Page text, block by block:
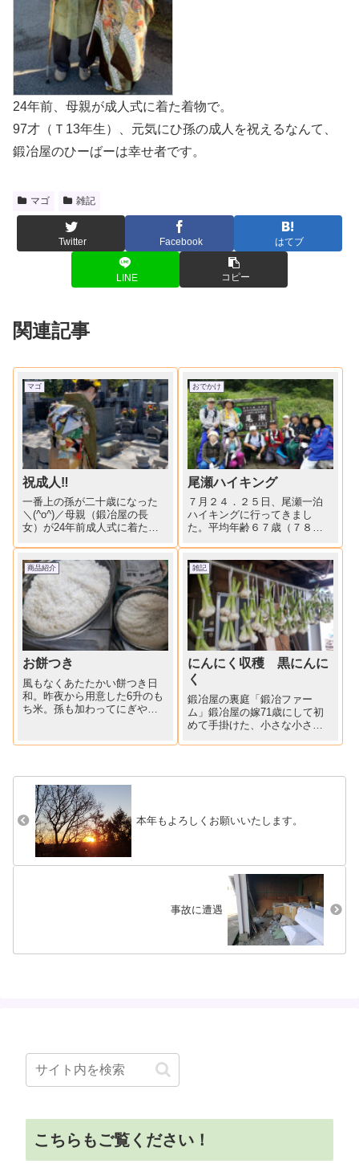
24年前、母親が成人式に着た着物で。
97才（Ｔ13年生）、元気にひ孫の成人を祝えるなんて、
鍛冶屋のひーばーは幸せ者です。
マゴ 雑記
Twitter Facebook はてブ
LINE コピー
関連記事
マゴ
祝成人‼
一番上の孫が二十歳になった
＼(^o^)／母親（鍛冶屋の長
女）が24年前成人式に着た着
り。敬老の日、97歳のひーば
ーから二十歳のひ孫にお祝い
金が渡されました(^^♪一年生の
従妹からはお祝いのメ...
おでかけ
尾瀬ハイキング
７月２４．２５日、尾瀬一泊
ハイキングに行ってきまし
た。平均年齢６７歳（７８歳
グ」というにはあまりに過酷
な？往復１２時間の行程でし
たが、きれいな景色を見なが
ら、たっぷり森林浴に浸り、
年齢からく...
商品紹介
お餅つき
風もなくあたたかい餅つき日
和。昨夜から用意した6升のも
ち米。孫も加わってにぎやか
まんまる名人（5,744円）」使
み」餅にしていただきまし...
雑記
にんにく収穫 黒にんに
く
鍛冶屋の裏庭「鍛冶ファー
ム」鍛冶屋の嫁71歳にして初
めて手掛けた、小さな小さな
抜けました。根切りして、一
クで「...
本年もよろしくお願いいたします。
事故に遭遇
こちらもご覧ください！